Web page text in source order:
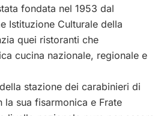
fondata nel 1953 dal
Istituzione Culturale della
quei ristoranti che
cucina nazionale, regionale e
stazione dei carabinieri di
la sua fisarmonica e Frate